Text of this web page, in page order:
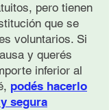
grupos
pero tienen
que se
voluntarios. Si
y querés
inferior al
podés hacerlo
segura